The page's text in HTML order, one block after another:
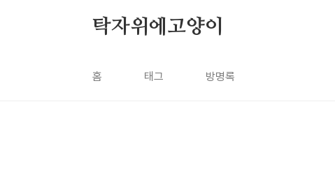
탁자위에고양이
홈 태그 방명록